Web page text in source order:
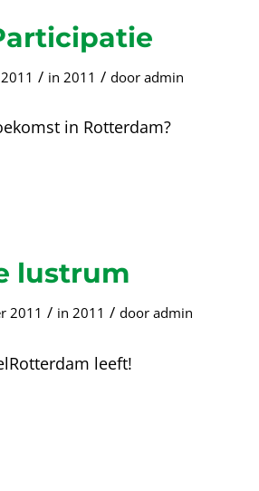
/ in 2011 / door admin
in Rotterdam?
lustrum
2011 / in 2011 / door admin
leeft!